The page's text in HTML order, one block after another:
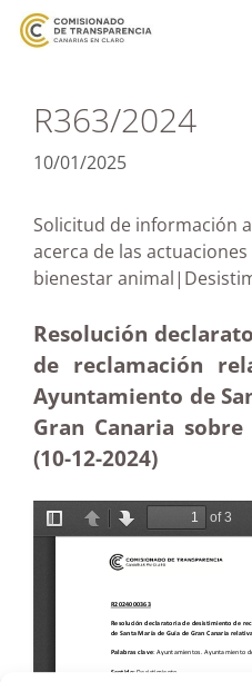
R363/2024
10/01/2025
Solicitud de información
acerca de las
bienestar
Resolución
de reclamación
Ayuntamiento de
Gran Canaria
(10-12-2024)